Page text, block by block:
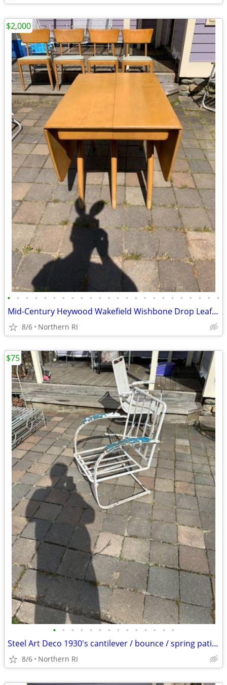
• • • • • • • • • • • • • • • • • • • • • • • •
Mid-Century Heywood Wakefield Wishbone Drop Leaf Dining table A476
8/6 Northern RI
$2,000
• • • • • • • • • • • • • •
Steel Art Deco 1930's cantilever / bounce / spring patio rocker A427
8/6 Northern RI
$75